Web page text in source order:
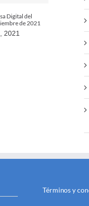
Digital del
de 2021
2021
Salud
15
Términos y